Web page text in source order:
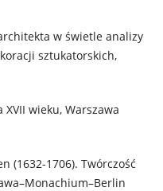
w świetle analizy
sztukatorskich,
wieku, Warszawa
(1632-1706). Twórczość